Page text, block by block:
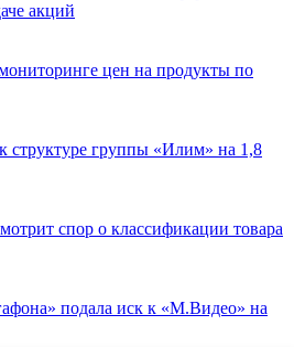
акций
цен на продукты по
структуре группы «Илим» на 1,8
спор о классификации товара
подала иск к «М.Видео» на